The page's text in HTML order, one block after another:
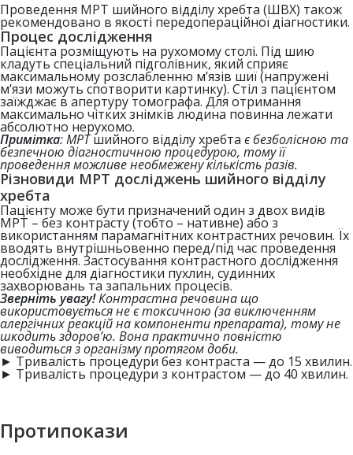
Проведення МРТ шийного відділу хребта (ШВХ) також
рекомендовано в якості передопераційної діагностики.
Процес дослідження
Пацієнта розміщують на рухомому столі. Під шию
кладуть спеціальний підголівник, який сприяє
максимальному розслабленню м’язів шиї (напружені
м’язи можуть спотворити картинку). Стіл з пацієнтом
заїжджає в апертуру томографа. Для отримання
максимально чітких знімків людина повинна лежати
абсолютно нерухомо.
Примітка: МРТшийного відділу хребта є безболісною та
безпечною діагностичною процедурою, тому її
проведення можливе необмежену кількість разів.
Різновиди МРТ досліджень шийного відділу
хребта
Пацієнту може бути призначений один з двох видів
МРТ – без контрасту (тобто – нативне) або з
використанням парамагнітних контрастних речовин. Їх
вводять внутрішньовенно перед/під час проведення
дослідження. Застосування контрастного дослідження
необхідне для діагностики пухлин, судинних
захворювань та запальних процесів.
Зверніть увагу!Контрастна речовина що
використовується не є токсичною (за виключенням
алергічних реакцій на компоненти препарата), тому не
шкодить здоров’ю. Вона практично повністю
виводиться з організму протягом доби.
► Тривалість процедури без контраста — до 15 хвилин.
► Тривалість процедури з контрастом — до 40 хвилин.
Протипокази